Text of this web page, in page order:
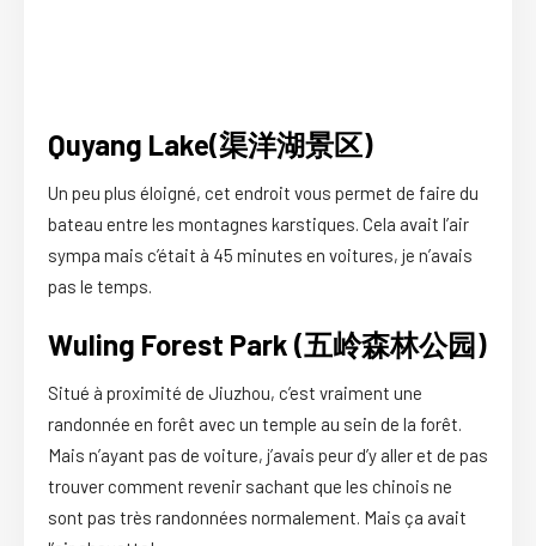
Quyang Lake(渠洋湖景区)
Un peu plus éloigné, cet endroit vous permet de faire du
bateau entre les montagnes karstiques. Cela avait l’air
sympa mais c’était à 45 minutes en voitures, je n’avais
pas le temps.
Wuling Forest Park (五岭森林公园)
Situé à proximité de Jiuzhou, c’est vraiment une
randonnée en forêt avec un temple au sein de la forêt.
Mais n’ayant pas de voiture, j’avais peur d’y aller et de pas
trouver comment revenir sachant que les chinois ne
sont pas très randonnées normalement. Mais ça avait